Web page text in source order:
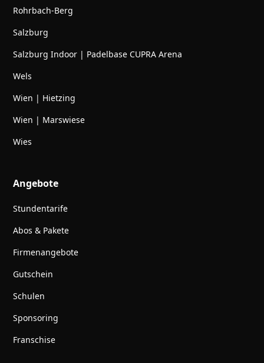
Rohrbach-Berg
Salzburg
Salzburg Indoor | Padelbase CUPRA Arena
Wels
Wien | Hietzing
Wien | Marswiese
Wies
Angebote
Stundentarife
Abos & Pakete
Firmenangebote
Gutschein
Schulen
Sponsoring
Franschise